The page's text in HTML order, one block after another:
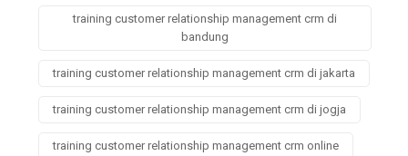
training customer relationship management crm di
bandung
training customer relationship management crm di jakarta
training customer relationship management crm di jogja
training customer relationship management crm online